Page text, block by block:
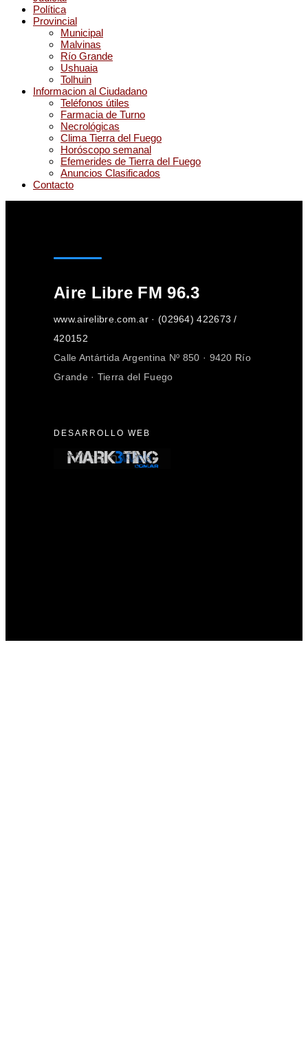
Política
Provincial
Municipal
Malvinas
Río Grande
Ushuaia
Tolhuin
Informacion al Ciudadano
Teléfonos útiles
Farmacia de Turno
Necrológicas
Clima Tierra del Fuego
Horóscopo semanal
Efemerides de Tierra del Fuego
Anuncios Clasificados
Contacto
Aire Libre FM 96.3
www.airelibre.com.ar · (02964) 422673 /
420152
Calle Antártida Argentina Nº 850 · 9420 Río
Grande · Tierra del Fuego
DESARROLLO WEB